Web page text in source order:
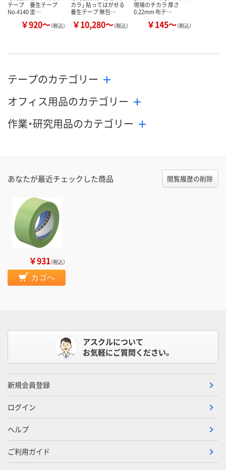
テープ 養生テープ
No.4140 塗…
￥920～（税込）
カラ」 貼ってはがせる
養生テープ 無包…
￥10,280～（税込）
現場のチカラ 厚さ
0.22mm 布テ…
￥145～（税込）
テープのカテゴリー
オフィス用品のカテゴリー
作業・研究用品のカテゴリー
あなたが最近チェックした商品 閲覧履歴の削除
￥931（税込）
カゴへ
アスクルについて
お気軽にご質問ください。
新規会員登録
ログイン
ヘルプ
ご利用ガイド